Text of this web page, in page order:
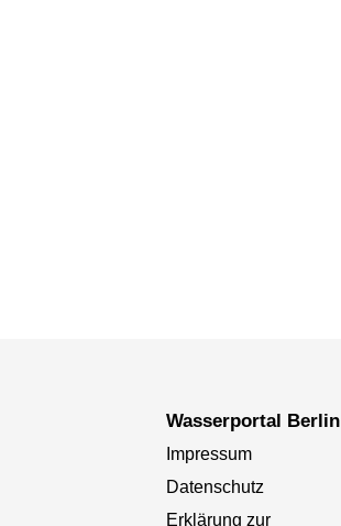
Wasserportal Berlin
Impressum
Datenschutz
Erklärung zur